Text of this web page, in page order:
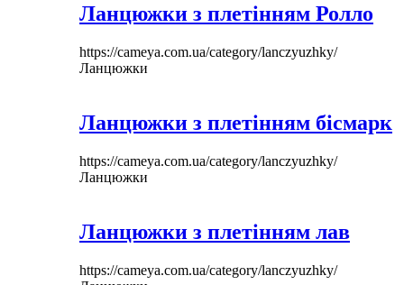
Ланцюжки з плетінням Ролло
https://cameya.com.ua/category/lanczyuzhky/
Ланцюжки
Ланцюжки з плетінням бісмарк
https://cameya.com.ua/category/lanczyuzhky/
Ланцюжки
Ланцюжки з плетінням лав
https://cameya.com.ua/category/lanczyuzhky/